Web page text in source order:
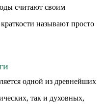
считают своим
называют просто
одной из древнейших
так и духовных,